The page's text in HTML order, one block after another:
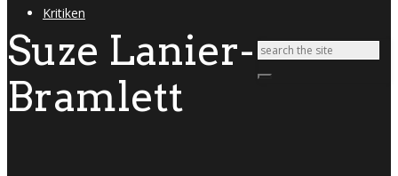
Kritiken
Suze Lanier-
Bramlett